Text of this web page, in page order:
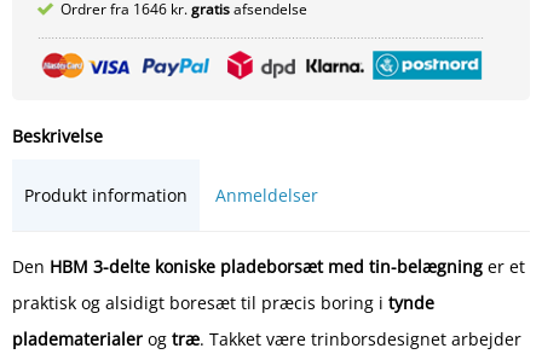
Ordrer fra 1646 kr.gratisafsendelse
Beskrivelse
Produkt information Anmeldelser
Den HBM 3-delte koniske pladeborsæt med tin-belægning er et
praktisk og alsidigt boresæt til præcis boring i tynde
pladematerialer og træ. Takket være trinborsdesignet arbejder